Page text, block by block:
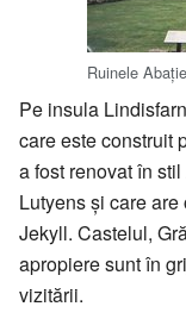
Ruinele
Pe insula
care este construit
a fost renovat în
Lutyens şi care
Jekyll. Castelul,
apropiere sunt în
vizitării.